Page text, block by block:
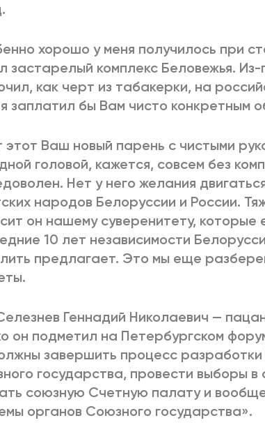
хорошо у меня получилось при
застарелый комплекс Беловежья.
как черт из табакерки, на
заплатил бы Вам чисто конкретным
этот Ваш новый парень с чистыми
головой, кажется, совсем без
Нет у него желания
народов Белоруссии и России.
он нашему суверенитету, которые
10 лет независимости
предлагает. Это мы еще
Геннадий Николаевич —
он подметил на Петербургском
завершить процесс разработки
государства, провести выборы
союзную Счетную палату и
органов Союзного государства».